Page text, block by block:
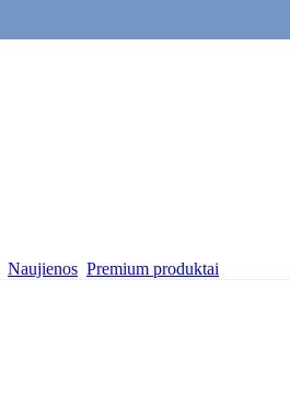
Naujienos Premium produktai